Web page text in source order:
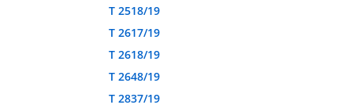
T 2518/19
T 2617/19
T 2618/19
T 2648/19
T 2837/19